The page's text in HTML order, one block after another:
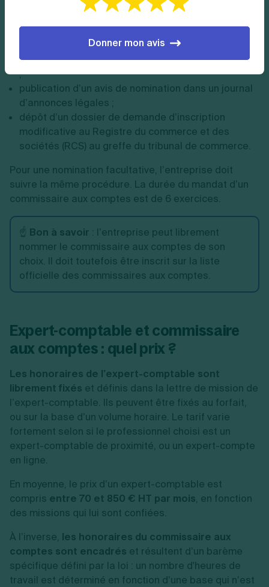
nomination du commissaire aux comptes au cours
d’une assemblée générale ;
rédaction d’un procès-verbal de nomination du CAC
;
publication d’un avis de nomination dans un journal
d’annonces légales ;
dépôt d’un dossier de demande d’inscription
modificative au Registre du commerce et des
sociétés (RCS) au greffe du tribunal de commerce.
Pour une nomination facultative, l’entreprise doit
suivre la même procédure. La durée du mandat d’un
commissaire aux comptes est de 6 exercices.
☝️ Bon à savoir : l’entreprise peut librement
nommer le commissaire aux comptes de son
choix. Il doit toutefois être inscrit sur la liste
officielle des commissaires aux comptes.
Expert-comptable et commissaire
aux comptes : quel prix ?
Les honoraires de l’expert-comptable sont
librement fixés et définis dans la lettre de mission de
l’expert-comptable. Ils peuvent être fixés au forfait,
ou sur la base d’un volume horaire. Le tarif varie
fortement selon si le professionnel choisi est un
expert-comptable de proximité, ou un expert-compte
en ligne.
En moyenne, le prix d’un expert-comptable est
compris entre 70 et 850 € HT par mois, en fonction
des missions qui lui sont confiées.
À l’inverse, les honoraires du commissaire aux
comptes sont encadrés et résultent d’un barème
spécifique défini par la loi : un nombre d'heures de
travail est déterminé en fonction d’une base qui n’est
Donner mon avis